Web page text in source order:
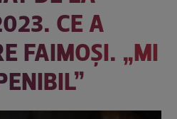
CE A
FAIMOȘI. „MI